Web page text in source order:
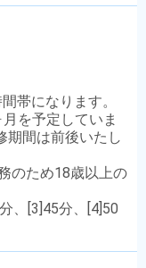
帯になります。
を予定していま
期間は前後いたし
のため18歳以上の
、[3]45分、[4]50